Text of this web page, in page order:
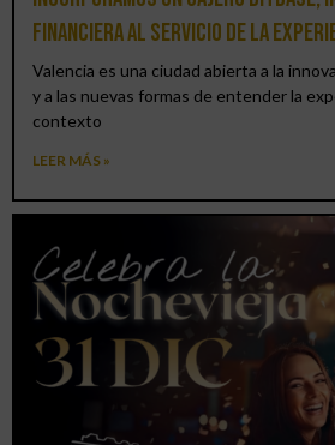
financiera al servicio de la
Valencia es una ciudad abierta a la
y a las nuevas formas de entender la
contexto
LEER MÁS »